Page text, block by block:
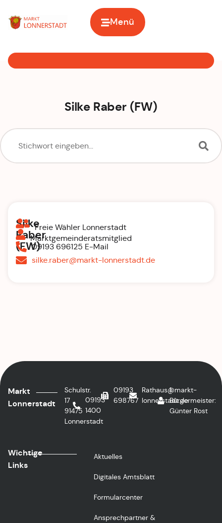
Menü
Silke Raber (FW)
Silke
Raber
(FW)
Freie Wähler Lonnerstadt
Marktgemeinderatsmitglied
09193 696125 E-Mail
silke.raber@markt-lonnerstadt.de
Markt
Lonnerstadt
Schulstr.
17
91475
Lonnerstadt
09193
1400
09193
698767
Rathaus@markt-
lonnerstadt.de
1.
Bürgermeister:
Günter Rost
Wichtige
Links
Aktuelles
Digitales Amtsblatt
Formularcenter
Ansprechpartner &